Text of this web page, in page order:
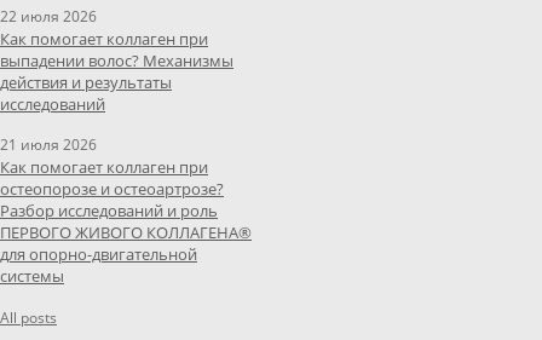
22 июля 2026
Как помогает коллаген при
выпадении волос? Механизмы
действия и результаты
исследований
21 июля 2026
Как помогает коллаген при
остеопорозе и остеоартрозе?
Разбор исследований и роль
ПЕРВОГО ЖИВОГО КОЛЛАГЕНА®
для опорно-двигательной
системы
All posts